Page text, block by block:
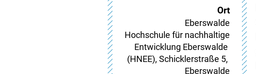
Ort
Eberswalde
Hochschule für nachhaltige
Entwicklung Eberswalde
(HNEE), Schicklerstraße 5,
Eberswalde